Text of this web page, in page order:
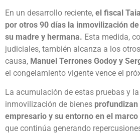
En un desarrollo reciente, el fiscal
por otros 90 días la inmovilización
su madre y hermana. Esta medida,
judiciales, también alcanza a los
causa, Manuel Terrones Godoy y
el congelamiento vigente vence el
La acumulación de estas pruebas y
inmovilización de bienes profundizan
empresario y su entorno en el marco
que continúa generando